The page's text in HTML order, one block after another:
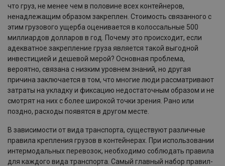
что груз, не менее чем в половине всех контейнеров,
ненадлежащим образом закреплен. Стоимость связанного с
этим грузового ущерба оценивается в колоссальные 500
миллиардов долларов в год. Почему это происходит, если
адекватное закрепление груза является такой выгодной
инвестицией и дешевой мерой? Основная проблема,
вероятно, связана с низким уровнем знаний, но другая
причина заключается в том, что многие люди рассматривают
затраты на укладку и фиксацию недостаточным образом и не
смотрят на них с более широкой точки зрения. Рано или
поздно, расходы появятся в другом месте.
В зависимости от вида транспорта, существуют различные
правила крепления грузов в контейнерах. При использовании
интермодальных перевозок, необходимо соблюдать правила
для каждого вида транспорта. Самый главный набор правил-